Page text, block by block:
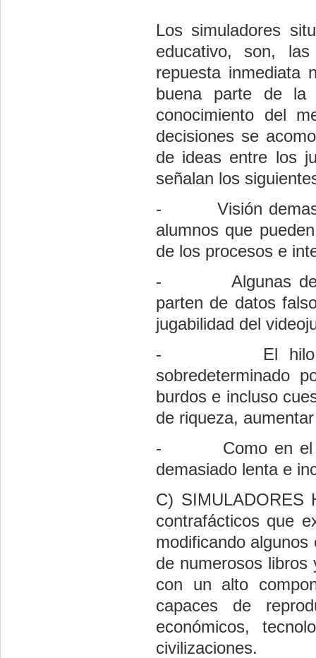
Los simuladores
educativo, son,
repuesta inmediata
buena parte de la
conocimiento del
decisiones se
de ideas entre los
señalan los
-
Visión
alumnos que
de los procesos e
-
Algunas
parten de datos
jugabilidad del
-
El
sobredeterminado
burdos e incluso
de riqueza,
-
Como en
demasiado lenta e
C) SIMULADORES
contrafácticos que
modificando
de numerosos libros
con un alto
capaces de
económicos,
civilizaciones.